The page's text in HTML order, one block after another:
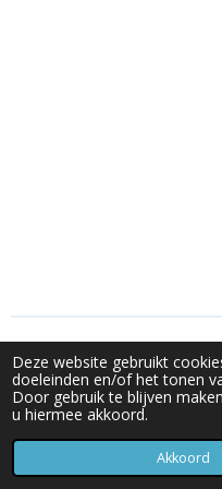
Deze website gebruikt
doeleinden en/of het tonen
Door gebruik te blijven
u hiermee akkoord.
Akkoord
© 2024 KRSG
Powered by JouwWeb
E-mailadres